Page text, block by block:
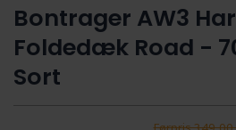
Bontrager AW3
Foldedæk Road -
Sort